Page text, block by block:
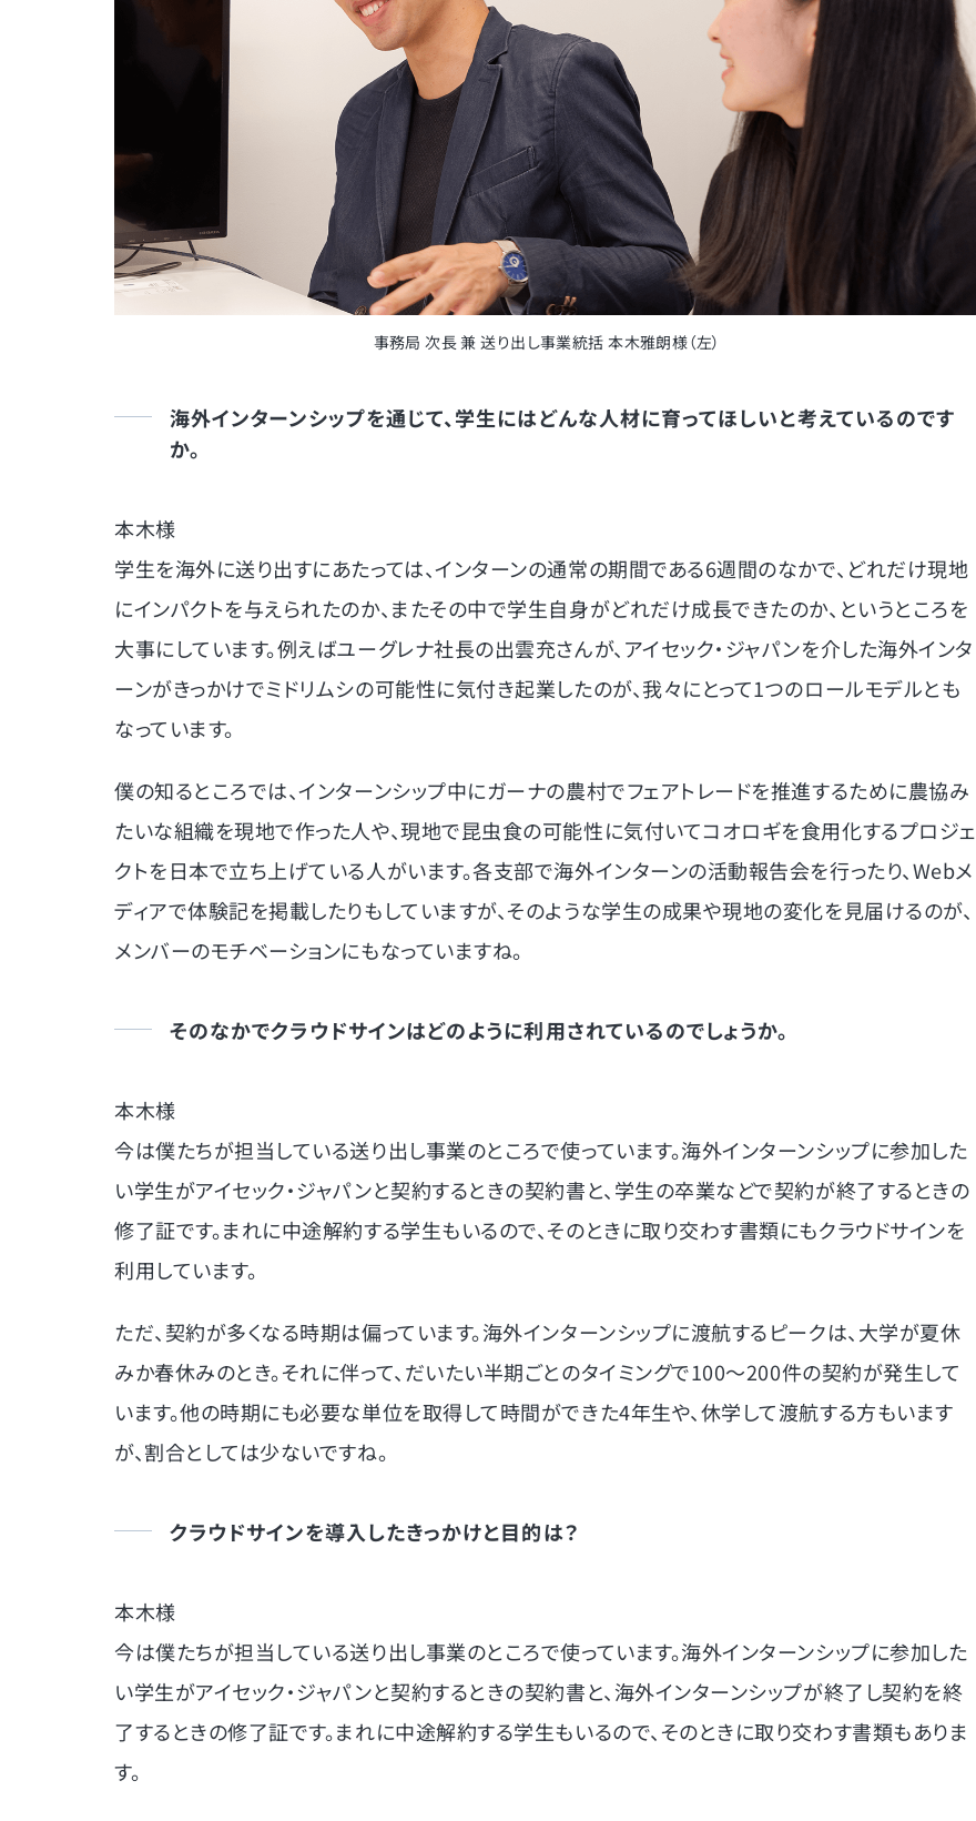
事務局 次長 兼 送り出し事業統括 本木雅朗様（左）
海外インターンシップを通じて、学生にはどんな人材に育ってほしいと考えているのです
か。
本木様
学生を海外に送り出すにあたっては、インターンの通常の期間である6週間のなかで、どれだけ現地
にインパクトを与えられたのか、またその中で学生自身がどれだけ成長できたのか、というところを
大事にしています。例えばユーグレナ社長の出雲充さんが、アイセック・ジャパンを介した海外インタ
ーンがきっかけでミドリムシの可能性に気付き起業したのが、我々にとって1つのロールモデルとも
なっています。
僕の知るところでは、インターンシップ中にガーナの農村でフェアトレードを推進するために農協み
たいな組織を現地で作った人や、現地で昆虫食の可能性に気付いてコオロギを食用化するプロジェ
クトを日本で立ち上げている人がいます。各支部で海外インターンの活動報告会を行ったり、Webメ
ディアで体験記を掲載したりもしていますが、そのような学生の成果や現地の変化を見届けるのが、
メンバーのモチベーションにもなっていますね。
そのなかでクラウドサインはどのように利用されているのでしょうか。
本木様
今は僕たちが担当している送り出し事業のところで使っています。海外インターンシップに参加した
い学生がアイセック・ジャパンと契約するときの契約書と、学生の卒業などで契約が終了するときの
修了証です。まれに中途解約する学生もいるので、そのときに取り交わす書類にもクラウドサインを
利用しています。
ただ、契約が多くなる時期は偏っています。海外インターンシップに渡航するピークは、大学が夏休
みか春休みのとき。それに伴って、だいたい半期ごとのタイミングで100〜200件の契約が発生して
います。他の時期にも必要な単位を取得して時間ができた4年生や、休学して渡航する方もいます
が、割合としては少ないですね。
クラウドサインを導入したきっかけと目的は？
本木様
今は僕たちが担当している送り出し事業のところで使っています。海外インターンシップに参加した
い学生がアイセック・ジャパンと契約するときの契約書と、海外インターンシップが終了し契約を終
了するときの修了証です。まれに中途解約する学生もいるので、そのときに取り交わす書類もありま
す。